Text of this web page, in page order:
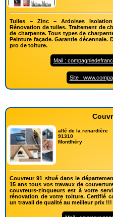
Tuiles – Zinc – Ardoises
Rénovation de tuiles. Traitement de
de charpente. Tous types de
Peinture façade. Garantie décennale.
pro de toiture.
Mail :
Site :
allé de la renardière
91310
Montlhéry
Couvreur 91 situé dans le
15 ans tous vos travaux de
couvreurs-zingueurs est à votre
rénovation de votre toiture. Certifié
un travail de qualité au meilleur prix !!!